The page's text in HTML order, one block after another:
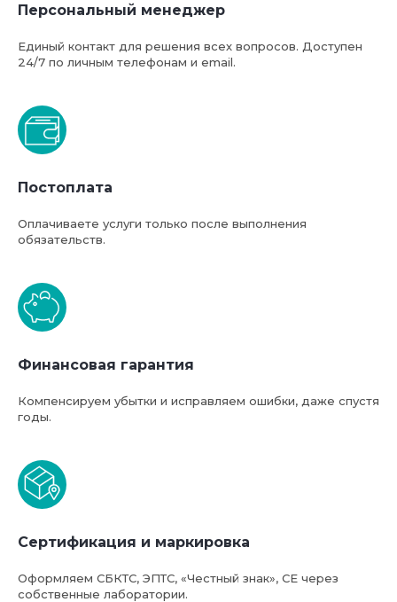
Персональный менеджер
Единый контакт для решения всех вопросов. Доступен
24/7 по личным телефонам и email.
Постоплата
Оплачиваете услуги только после выполнения
обязательств.
Финансовая гарантия
Компенсируем убытки и исправляем ошибки, даже спустя
годы.
Сертификация и маркировка
Оформляем СБКТС, ЭПТС, «Честный знак», СЕ через
собственные лаборатории.
компании ФТС-Сервис